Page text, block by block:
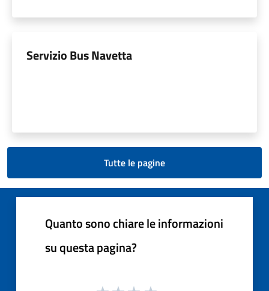
Servizio Bus Navetta
Tutte le pagine
Quanto sono chiare le informazioni
su questa pagina?